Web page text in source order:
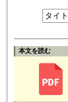
本文を読む